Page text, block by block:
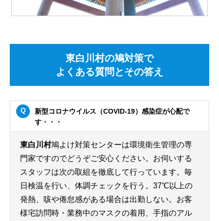
東白川村の鳩対策で
よくある質問とその答え
新型コロナウイルス（COVID-19）感染症が心配で
す・・・
東白川村鳩よけ対策センターは環境衛生管理の専
門家ですのでどうぞご安心ください。お伺いする
スタッフは次の取組を徹底して行っています。毎
日検温を行い、体調チェックを行う。37℃以上の
発熱、咳や倦怠感がある場合は出勤しない。お客
様宅訪問時・業務中のマスクの着用、手指のアル